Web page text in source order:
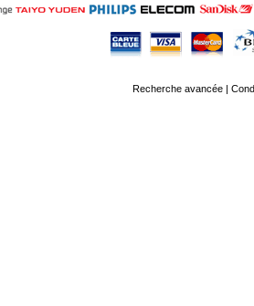
Recherche avancée|